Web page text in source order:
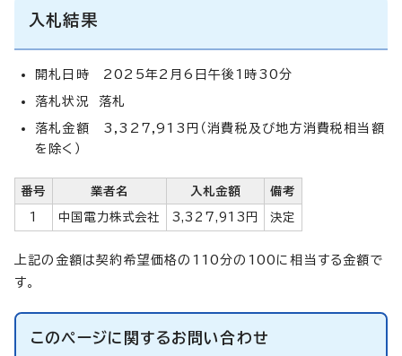
入札結果
開札日時 2025年2月6日午後1時30分
落札状況 落札
落札金額 3,327,913円（消費税及び地方消費税相当額
を除く）
番号 業者名 入札金額 備考
1 中国電力株式会社 3,327,913円 決定
上記の金額は契約希望価格の110分の100に相当する金額で
す。
このページに関するお問い合わせ